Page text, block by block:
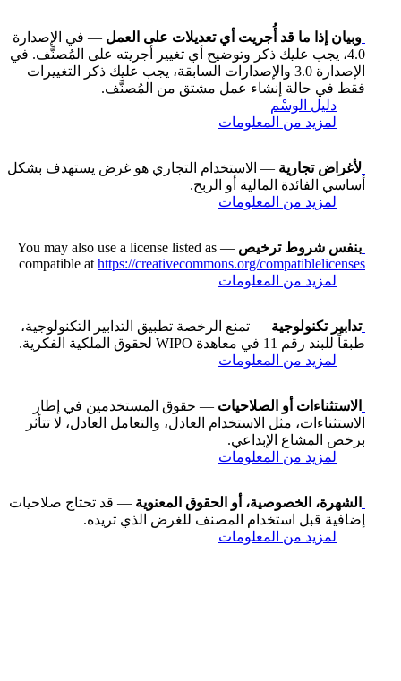
وبيان إذا ما قد أُجريت أي تعديلات على العمل — في الإصدارة
4.0، يجب عليك ذكر وتوضيح أي تغيير أجريته على المُصنَّف. في
الإصدارة 3.0 والإصدارات السابقة، يجب عليك ذكر التغييرات
فقط في حالة إنشاء عمل مشتق من المُصنَّف.
دليل الوسْم
لمزيد من المعلومات
لأغراض تجارية — الاستخدام التجاري هو غرض يستهدف بشكل
أساسي الفائدة المالية أو الربح.
لمزيد من المعلومات
بنفس شروط ترخيص
— You may also use a license listed as
compatible at https://creativecommons.org/compatiblelicenses
لمزيد من المعلومات
تدابير تكنولوجية — تمنع الرخصة تطبيق التدابير التكنولوجية،
طبقاً للبند رقم 11 في معاهدة WIPO لحقوق الملكية الفكرية.
لمزيد من المعلومات
الاستثناءات أو الصلاحيات — حقوق المستخدمين في إطار
الاستثناءات، مثل الاستخدام العادل، والتعامل العادل، لا تتأثر
برخص المشاع الإبداعي.
لمزيد من المعلومات
الشهرة، الخصوصية، أو الحقوق المعنوية — قد تحتاج صلاحيات
إضافية قبل استخدام المصنف للغرض الذي تريده.
لمزيد من المعلومات